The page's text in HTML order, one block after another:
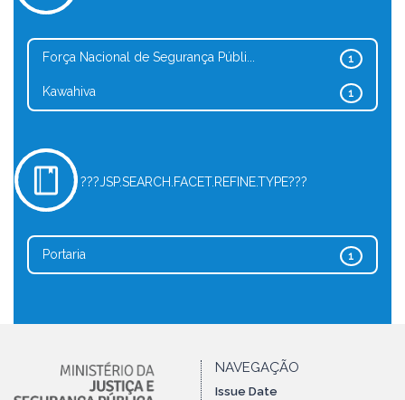
1
Força Nacional de Segurança Públi...
1
Kawahiva
???JSP.SEARCH.FACET.REFINE.TYPE???
1
Portaria
NAVEGAÇÃO
Issue Date